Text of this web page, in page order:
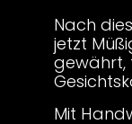
Nach
jetzt
gewährt,
Mit